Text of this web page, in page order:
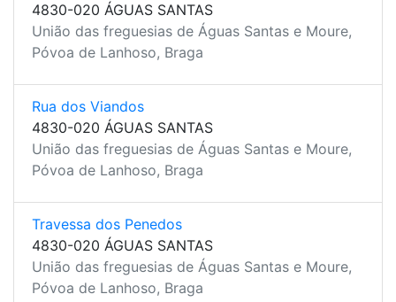
4830-020 ÁGUAS SANTAS
União das freguesias de Águas Santas e Moure,
Póvoa de Lanhoso, Braga
Rua dos Viandos
4830-020 ÁGUAS SANTAS
União das freguesias de Águas Santas e Moure,
Póvoa de Lanhoso, Braga
Travessa dos Penedos
4830-020 ÁGUAS SANTAS
União das freguesias de Águas Santas e Moure,
Póvoa de Lanhoso, Braga